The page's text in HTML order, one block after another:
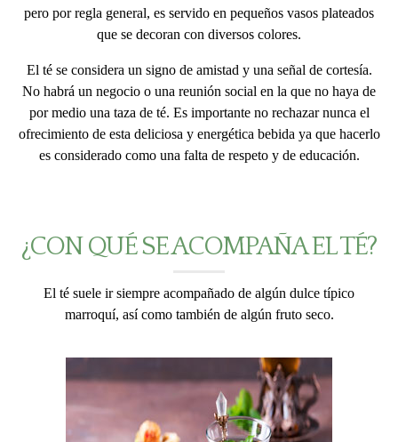
pero por regla general, es servido en pequeños vasos plateados
que se decoran con diversos colores.
El té se considera un signo de amistad y una señal de cortesía.
No habrá un negocio o una reunión social en la que no haya de
por medio una taza de té. Es importante no rechazar nunca el
ofrecimiento de esta deliciosa y energética bebida ya que hacerlo
es considerado como una falta de respeto y de educación.
¿CON QUÉ SE ACOMPAÑA EL TÉ?
El té suele ir siempre acompañado de algún dulce típico
marroquí, así como también de algún fruto seco.